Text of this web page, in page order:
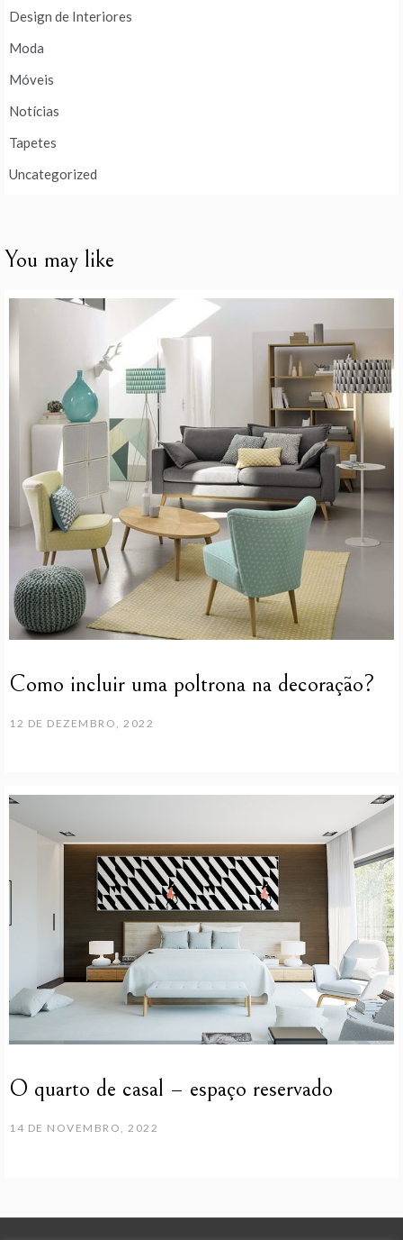
Design de Interiores
Moda
Móveis
Notícias
Tapetes
Uncategorized
You may like
Como incluir uma poltrona na decoração?
12 DE DEZEMBRO, 2022
O quarto de casal – espaço reservado
14 DE NOVEMBRO, 2022